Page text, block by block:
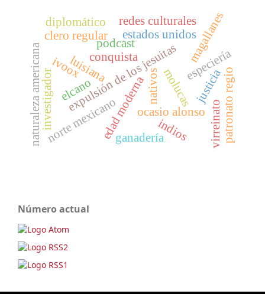
expulsión de los jesuitasmolucas
podcast
estados unidos
nativos
luisiana
edad moderna
clero regular
naturaleza americana especiería
elcano
ivoox
magallanes
ocasio alonso
investigador
diplomático redes culturales
justicia
conquista
norte mexicano patronato regio
virreinato
ganaderíaindios
Número actual